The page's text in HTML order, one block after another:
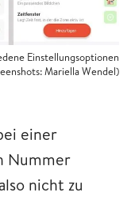
Einstellungsoptionen
Mariella Wendel)
einer
Nummer
nicht zu